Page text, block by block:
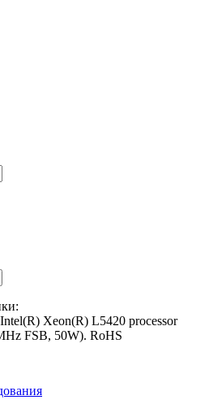
Xeon(R) L5420 processor
FSB, 50W). RoHS